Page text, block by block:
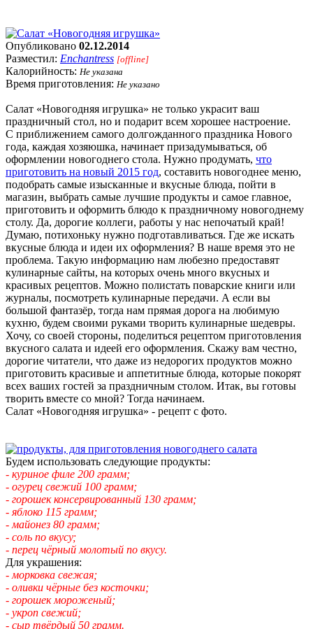
Опубликовано 02.12.2014
Разместил: Enchantress [offline]
Калорийность: Не указана
Время приготовления: Не указано
Салат «Новогодняя игрушка» не только украсит ваш
праздничный стол, но и подарит всем хорошее настроение.
С приближением самого долгожданного праздника Нового
года, каждая хозяюшка, начинает призадумываться, об
оформлении новогоднего стола. Нужно продумать, что
приготовить на новый 2015 год, составить новогоднее меню,
подобрать самые изысканные и вкусные блюда, пойти в
магазин, выбрать самые лучшие продукты и самое главное,
приготовить и оформить блюдо к праздничному новогоднему
столу. Да, дорогие коллеги, работы у нас непочатый край!
Думаю, потихоньку нужно подготавливаться. Где же искать
вкусные блюда и идеи их оформления? В наше время это не
проблема. Такую информацию нам любезно предоставят
кулинарные сайты, на которых очень много вкусных и
красивых рецептов. Можно полистать поварские книги или
журналы, посмотреть кулинарные передачи. А если вы
большой фантазёр, тогда нам прямая дорога на любимую
кухню, будем своими руками творить кулинарные шедевры.
Хочу, со своей стороны, поделиться рецептом приготовления
вкусного салата и идеей его оформления. Скажу вам честно,
дорогие читатели, что даже из недорогих продуктов можно
приготовить красивые и аппетитные блюда, которые покорят
всех ваших гостей за праздничным столом. Итак, вы готовы
творить вместе со мной? Тогда начинаем.
Салат «Новогодняя игрушка» - рецепт с фото.
Будем использовать следующие продукты:
- куриное филе 200 грамм;
- огурец свежий 100 грамм;
- горошек консервированный 130 грамм;
- яблоко 115 грамм;
- майонез 80 грамм;
- соль по вкусу;
- перец чёрный молотый по вкусу.
Для украшения:
- морковка свежая;
- оливки чёрные без косточки;
- горошек мороженый;
- укроп свежий;
- сыр твёрдый 50 грамм.